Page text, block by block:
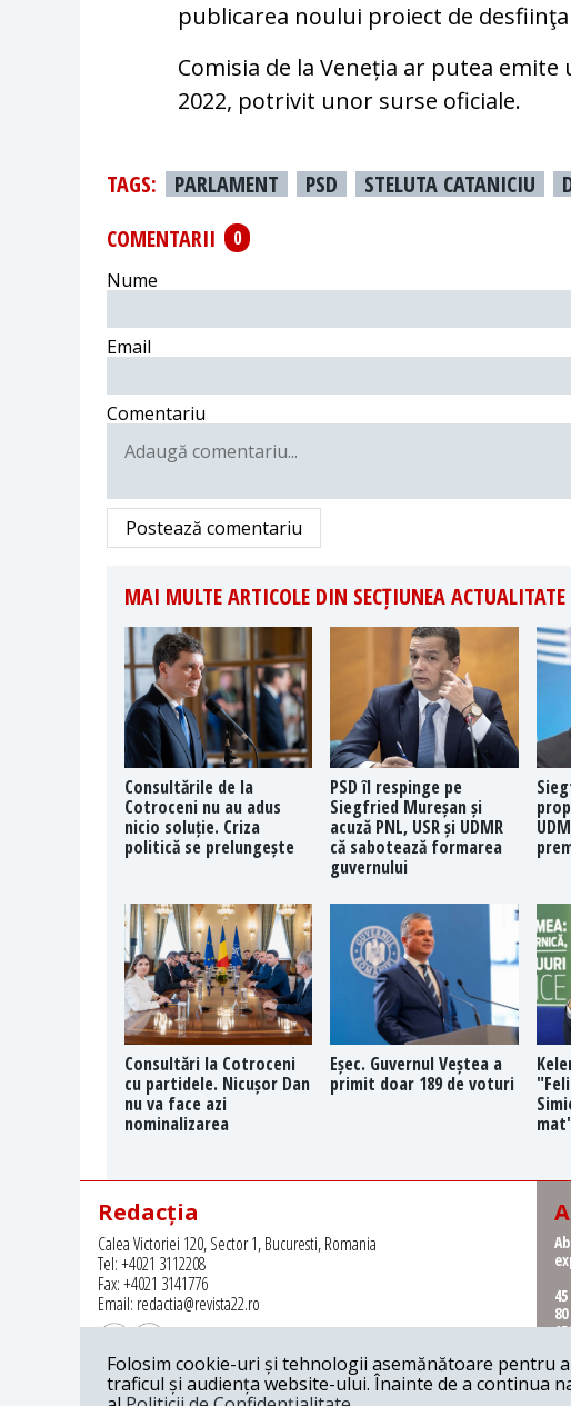
publicarea noului proiect de
Comisia de la Veneția ar putea
2022, potrivit unor surse oficiale.
TAGS: PARLAMENT PSD STELUTA CATANICIU
COMENTARII
0
Nume
Email
Comentariu
Postează comentariu
MAI MULTE ARTICOLE DIN SECȚIUNEA
Consultările de la
Cotroceni nu au adus
nicio soluție. Criza
politică se prelungește
PSD îl respinge pe
Siegfried Mureșan și
acuză PNL, USR și UDMR
că sabotează formarea
guvernului
Consultări la Cotroceni
cu partidele. Nicușor Dan
nu va face azi
nominalizarea
Eșec. Guvernul Veștea a
primit doar 189 de voturi
Redacția
Calea Victoriei 120, Sector 1, Bucuresti, Romania
Tel: +4021 3112208
Fax: +4021 3141776
Email: redactia@revista22.ro
Folosim cookie-uri și tehnologii asemănătoare pentru
traficul și audiența website-ului. Înainte de a continua